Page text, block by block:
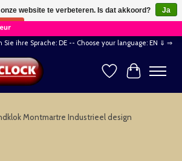
Reviews ×
Sie ihre Sprache: DE -- Choose your language: EN ⇓ ⇒
Verlanglijst
Montmartre Industrieel design
website te verbeteren. Is dat akkoord?
Ja
Nee